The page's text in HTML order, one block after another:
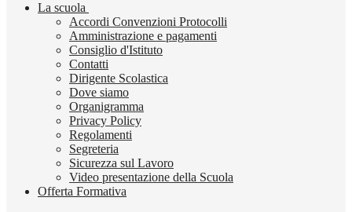
La scuola
Accordi Convenzioni Protocolli
Amministrazione e pagamenti
Consiglio d'Istituto
Contatti
Dirigente Scolastica
Dove siamo
Organigramma
Privacy Policy
Regolamenti
Segreteria
Sicurezza sul Lavoro
Video presentazione della Scuola
Offerta Formativa